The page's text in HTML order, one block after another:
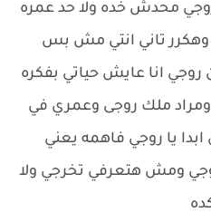
محدش خده ولا حد عمره
وهكرر تاني انتي مش بس
روجي انا عايش حياتي بفكره
ملك روجى وعمري في
يا روجي فاهمه يعني
ومش هتعرفي تخرجي ولا